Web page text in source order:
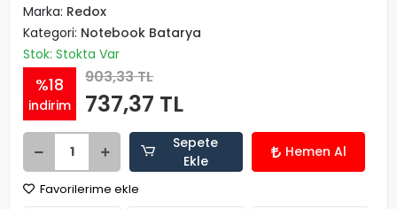
Marka: Redox
Kategori: Notebook Batarya
Stok: Stokta Var
%18
indirim
903,33 TL
737,37 TL
Sepete
Ekle
Hemen Al
Favorilerime ekle